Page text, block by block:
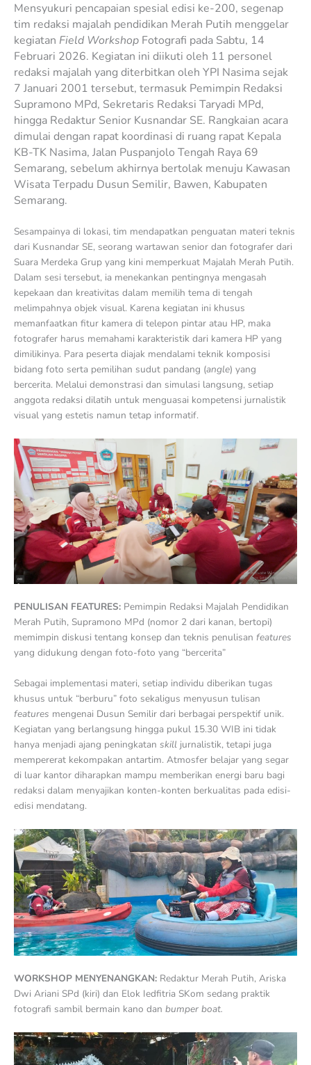
Mensyukuri pencapaian spesial edisi ke-200, segenap
tim redaksi majalah pendidikan Merah Putih menggelar
kegiatan Field Workshop Fotografi pada Sabtu, 14
Februari 2026. Kegiatan ini diikuti oleh 11 personel
redaksi majalah yang diterbitkan oleh YPI Nasima sejak
7 Januari 2001 tersebut, termasuk Pemimpin Redaksi
Supramono MPd, Sekretaris Redaksi Taryadi MPd,
hingga Redaktur Senior Kusnandar SE. Rangkaian acara
dimulai dengan rapat koordinasi di ruang rapat Kepala
KB-TK Nasima, Jalan Puspanjolo Tengah Raya 69
Semarang, sebelum akhirnya bertolak menuju Kawasan
Wisata Terpadu Dusun Semilir, Bawen, Kabupaten
Semarang.
Sesampainya di lokasi, tim mendapatkan penguatan materi teknis
dari Kusnandar SE, seorang wartawan senior dan fotografer dari
Suara Merdeka Grup yang kini memperkuat Majalah Merah Putih.
Dalam sesi tersebut, ia menekankan pentingnya mengasah
kepekaan dan kreativitas dalam memilih tema di tengah
melimpahnya objek visual. Karena kegiatan ini khusus
memanfaatkan fitur kamera di telepon pintar atau HP, maka
fotografer harus memahami karakteristik dari kamera HP yang
dimilikinya. Para peserta diajak mendalami teknik komposisi
bidang foto serta pemilihan sudut pandang (angle) yang
bercerita. Melalui demonstrasi dan simulasi langsung, setiap
anggota redaksi dilatih untuk menguasai kompetensi jurnalistik
visual yang estetis namun tetap informatif.
PENULISAN FEATURES: Pemimpin Redaksi Majalah Pendidikan
Merah Putih, Supramono MPd (nomor 2 dari kanan, bertopi)
memimpin diskusi tentang konsep dan teknis penulisan features
yang didukung dengan foto-foto yang “bercerita”
Sebagai implementasi materi, setiap individu diberikan tugas
khusus untuk “berburu” foto sekaligus menyusun tulisan
features mengenai Dusun Semilir dari berbagai perspektif unik.
Kegiatan yang berlangsung hingga pukul 15.30 WIB ini tidak
hanya menjadi ajang peningkatan skill jurnalistik, tetapi juga
mempererat kekompakan antartim. Atmosfer belajar yang segar
di luar kantor diharapkan mampu memberikan energi baru bagi
redaksi dalam menyajikan konten-konten berkualitas pada edisi-
edisi mendatang.
WORKSHOP MENYENANGKAN: Redaktur Merah Putih, Ariska
Dwi Ariani SPd (kiri) dan Elok Iedfitria SKom sedang praktik
fotografi sambil bermain kano dan bumper boat.